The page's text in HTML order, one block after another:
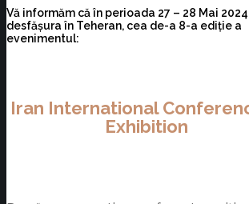
Vă informăm că în perioada 27 – 28 Mai
desfășura în Teheran, cea de-a 8-a ediție a
evenimentul:
Iran International
Exhibition